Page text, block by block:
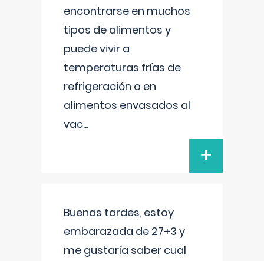
encontrarse en muchos
tipos de alimentos y
puede vivir a
temperaturas frías de
refrigeración o en
alimentos envasados al
vac...
+
Buenas tardes, estoy
embarazada de 27+3 y
me gustaría saber cual